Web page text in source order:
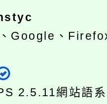
Google、
2.5.11網站語